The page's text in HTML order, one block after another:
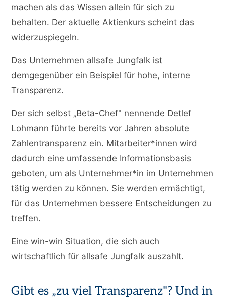
machen als das Wissen allein für sich zu
behalten. Der aktuelle Aktienkurs scheint das
widerzuspiegeln.
Das Unternehmen allsafe Jungfalk ist
demgegenüber ein Beispiel für hohe, interne
Transparenz.
Der sich selbst „Beta-Chef" nennende Detlef
Lohmann führte bereits vor Jahren absolute
Zahlentransparenz ein. Mitarbeiter*innen wird
dadurch eine umfassende Informationsbasis
geboten, um als Unternehmer*in im Unternehmen
tätig werden zu können. Sie werden ermächtigt,
für das Unternehmen bessere Entscheidungen zu
treffen.
Eine win-win Situation, die sich auch
wirtschaftlich für allsafe Jungfalk auszahlt.
Gibt es „zu viel Transparenz"? Und in